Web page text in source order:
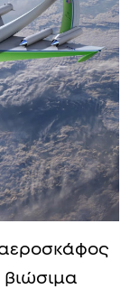
αεροσκάφος
βιώσιμα